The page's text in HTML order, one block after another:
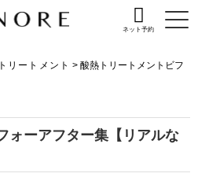
ネット予約
リートメント >酸熱トリートメントビフ
ォーアフター集【リアルな